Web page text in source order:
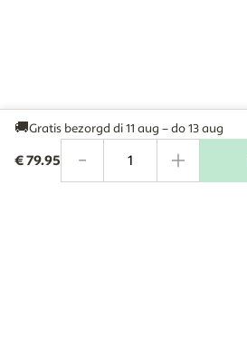
🚚Gratis bezorgd di 11 aug – do 13 aug
€79.95 - +